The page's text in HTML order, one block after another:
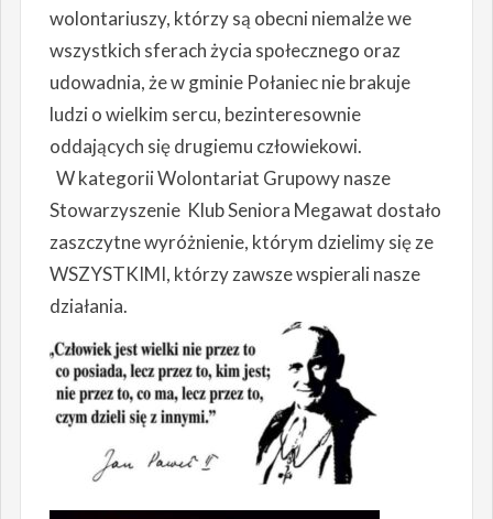
wolontariuszy, którzy są obecni niemalże we
wszystkich sferach życia społecznego oraz
udowadnia, że w gminie Połaniec nie brakuje
ludzi o wielkim sercu, bezinteresownie
oddających się drugiemu człowiekowi.
W kategorii Wolontariat Grupowy nasze
Stowarzyszenie Klub Seniora Megawat dostało
zaszczytne wyróżnienie, którym dzielimy się ze
WSZYSTKIMI, którzy zawsze wspierali nasze
działania.